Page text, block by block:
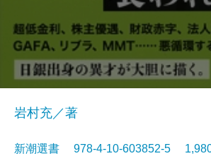
岩村充／著
新潮選書 978-4-10-603852-5